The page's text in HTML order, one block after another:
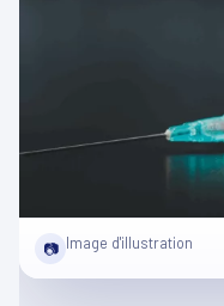
📷 Image d'illustration